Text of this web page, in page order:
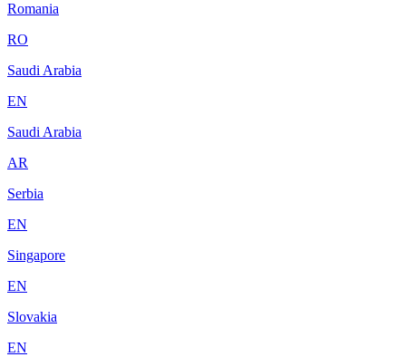
Romania
RO
Saudi Arabia
EN
Saudi Arabia
AR
Serbia
EN
Singapore
EN
Slovakia
EN